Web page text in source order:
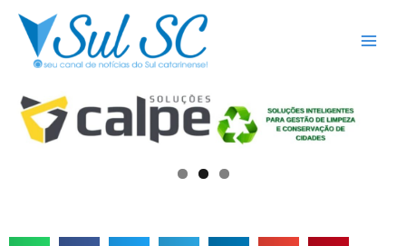
Skip
content